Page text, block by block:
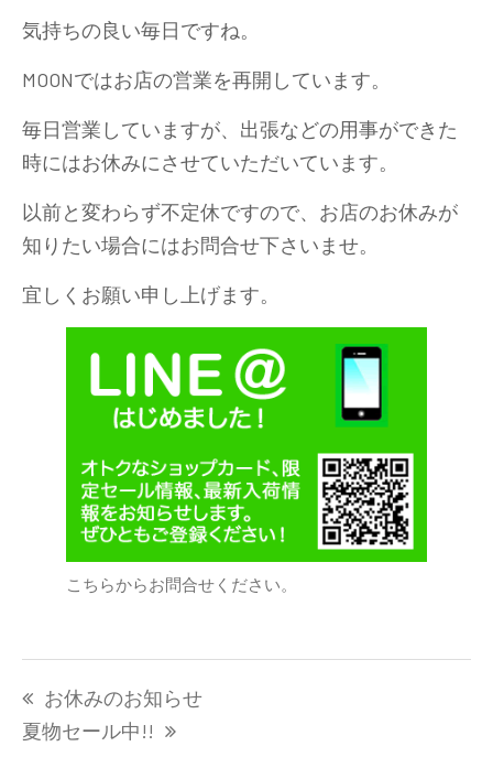
気持ちの良い毎日ですね。
MOONではお店の営業を再開しています。
毎日営業していますが、出張などの用事ができた
時にはお休みにさせていただいています。
以前と変わらず不定休ですので、お店のお休みが
知りたい場合にはお問合せ下さいませ。
宜しくお願い申し上げます。
こちらからお問合せください。
稿
ナ
お休みのお知らせ
夏物セール中!!